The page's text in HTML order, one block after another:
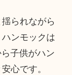
られながら
ンモックは
子供がハン
心です。